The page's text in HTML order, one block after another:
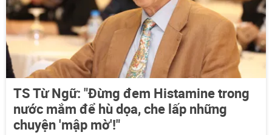
TS Từ Ngữ: "Đừng đem Histamine trong
nước mắm để hù dọa, che lấp những
chuyện 'mập mờ'!"